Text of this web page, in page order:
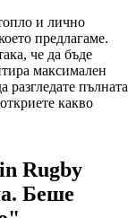
и лично
предлагаме.
че да бъде
максимален
пълната
какво
Rugby
Беше